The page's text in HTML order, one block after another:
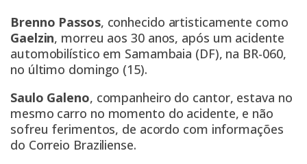
Brenno Passos, conhecido artisticamente como
Gaelzin, morreu aos 30 anos, após um acidente
automobilístico em Samambaia (DF), na BR-060,
no último domingo (15).
Saulo Galeno, companheiro do cantor, estava no
mesmo carro no momento do acidente, e não
sofreu ferimentos, de acordo com informações
do Correio Braziliense.